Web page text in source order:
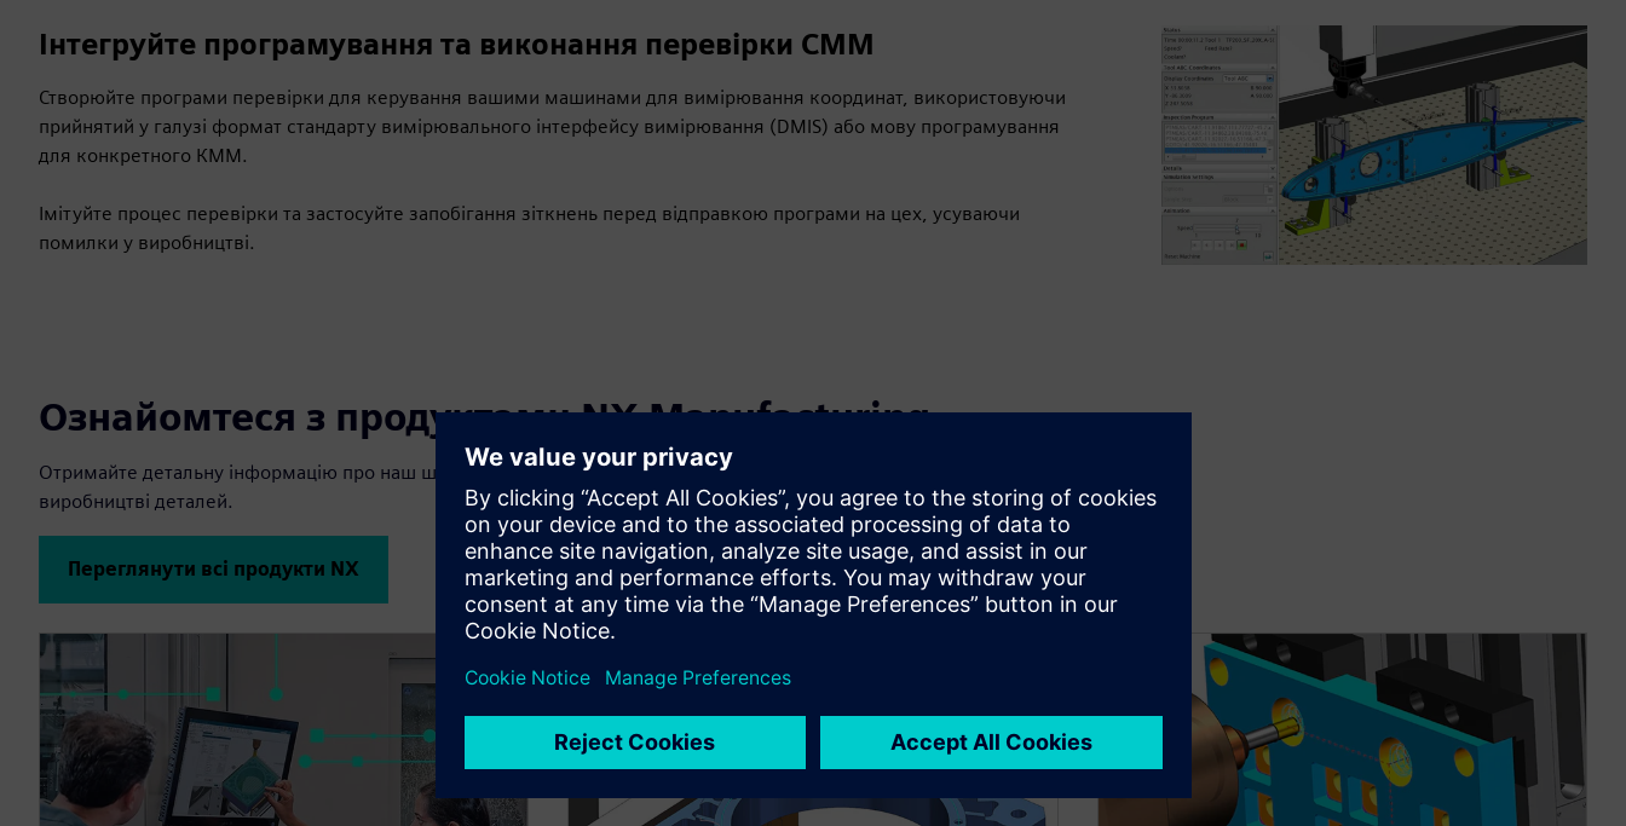
Інтегруйте програмування та виконання перевірки CMM
Створюйте програми перевірки для керування вашими машинами для вимірювання координат, використовуючи
прийнятий у галузі формат стандарту вимірювального інтерфейсу вимірювання (DMIS) або мову програмування
для конкретного КММ.
Імітуйте процес перевірки та застосуйте запобігання зіткнень перед відправкою програми на цех, усуваючи
помилки у виробництві.
Ознайомтеся з продуктами NX Manufacturing
Отримайте детальну інформацію про наш широкий спектр хмарних рішень для ваших конкретних потреб у
виробництві деталей.
Переглянути всі продукти NX